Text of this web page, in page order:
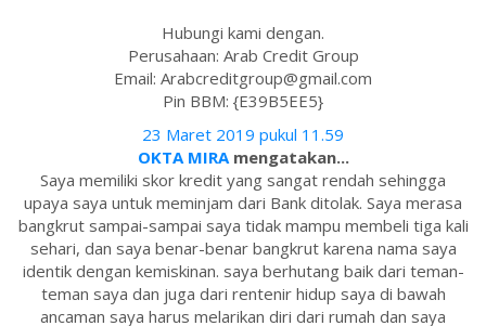
Hubungi kami dengan.
Perusahaan: Arab Credit Group
Email: Arabcreditgroup@gmail.com
Pin BBM: {E39B5EE5}
23 Maret 2019 pukul 11.59
OKTA MIRAmengatakan...
Saya memiliki skor kredit yang sangat rendah sehingga
upaya saya untuk meminjam dari Bank ditolak. Saya merasa
bangkrut sampai-sampai saya tidak mampu membeli tiga kali
sehari, dan saya benar-benar bangkrut karena nama saya
identik dengan kemiskinan. saya berhutang baik dari teman-
teman saya dan juga dari rentenir hidup saya di bawah
ancaman saya harus melarikan diri dari rumah dan saya